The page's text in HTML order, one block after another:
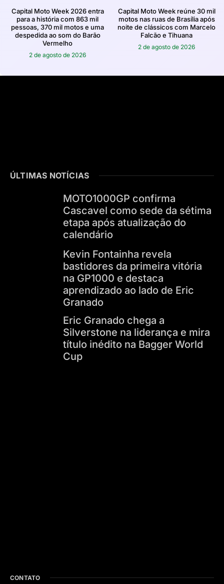
Capital Moto Week 2026 entra
para a história com 863 mil
pessoas, 370 mil motos e uma
despedida ao som do Barão
Vermelho
2 de agosto de 2026
Capital Moto Week reúne 30 mil
motos nas ruas de Brasília após
noite de clássicos com Marcelo
Falcão e Tihuana
2 de agosto de 2026
ÚLTIMAS NOTÍCIAS
MOTO1000GP confirma
Cascavel como sede da sétima
etapa após atualização do
calendário
Kevin Fontainha revela
bastidores da primeira vitória
na GP1000 e destaca
aprendizado ao lado de Eric
Granado
Eric Granado chega a
Silverstone na liderança e mira
título inédito na Bagger World
Cup
CONTATO